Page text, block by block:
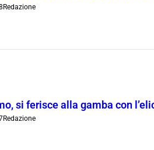
Redazione
si ferisce alla gamba con
Redazione